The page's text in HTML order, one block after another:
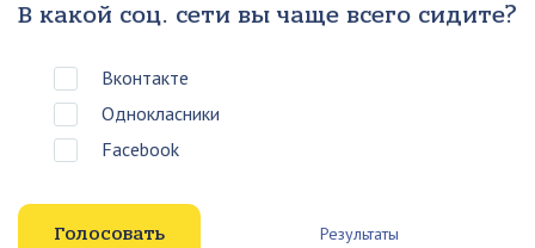
В какой соц. сети вы чаще всего сидите?
Вконтакте
Однокласники
Facebook
Результаты